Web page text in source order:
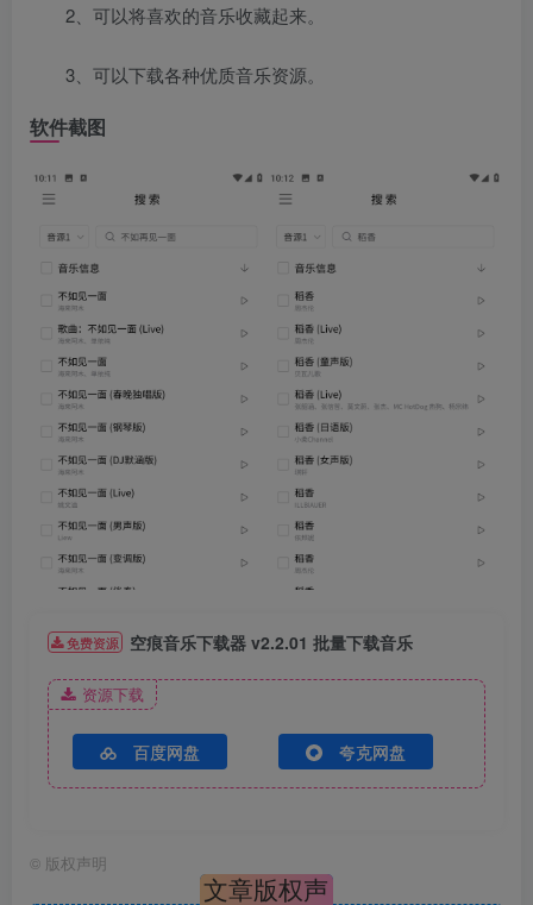
2、可以将喜欢的音乐收藏起来。
3、可以下载各种优质音乐资源。
软件截图
免费资源 空痕音乐下载器 v2.2.01 批量下载音乐
资源下载
百度网盘 夸克网盘
© 版权声明
文章版权声